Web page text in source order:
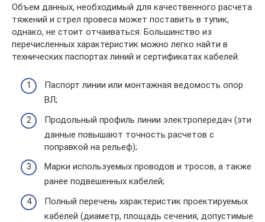
Объем данных, необходимый для качественного расчета
тяжений и стрел провеса может поставить в тупик,
однако, не стоит отчаиваться. Большинство из
перечисленных характеристик можно легко найти в
технических паспортах линий и сертификатах кабелей.
Паспорт линии или монтажная ведомость опор
ВЛ;
Продольный профиль линии электропередач (эти
данные повышают точность расчетов с
поправкой на рельеф);
Марки используемых проводов и тросов, а также
ранее подвешенных кабелей;
Полный перечень характеристик проектируемых
кабелей (диаметр, площадь сечения, допустимые